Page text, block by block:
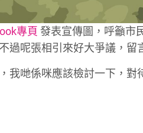
專頁 發表宣傳圖，呼籲市
過呢張相引來好大爭議，留
我哋係咪應該檢討一下，對